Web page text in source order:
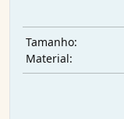
Tamanho:
Material: